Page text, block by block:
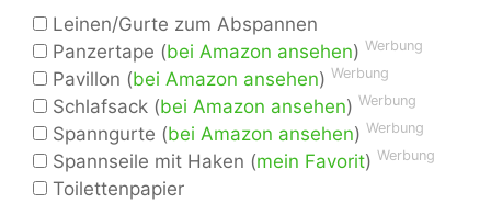
Leinen/Gurte zum Abspannen
Panzertape (bei Amazon ansehen) Werbung
Pavillon (bei Amazon ansehen) Werbung
Schlafsack (bei Amazon ansehen) Werbung
Spanngurte (bei Amazon ansehen) Werbung
Spannseile mit Haken (mein Favorit) Werbung
Toilettenpapier